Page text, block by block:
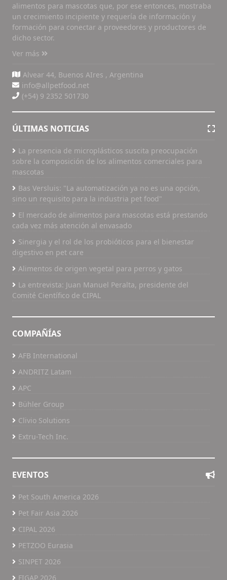
alimentos para mascotas que, por ese entonces, mostraba
un crecimiento incipiente y requería de información y
formación para conectar a proveedores y productores de
dicho sector.
Ver más
Alvear 44, Buenos AIres , Argentina
info@allpetfood.net
(+54) 9 2352 501730
ÚLTIMAS NOTICIAS
La presencia de microplásticos suscita preocupación
sobre la composición de los alimentos comerciales para
mascotas
Bas Versluis: "La automatización ya no es una opción,
sino un requisito para la industria pet food"
El mercado de alimentos para mascotas está prestando
cada vez más atención al envasado
Sinergia y el rol de los probióticos para el bienestar
digestivo en pet care
Alimentos de origen vegetal para perros y gatos
La entrevista: Juan Manuel Peralta, presidente del
Comité Científico de CIPAL
COMPAÑÍAS
AFB International
ANDRITZ Latam
APC
Bühler Group
Clivio Solutions
Extru-Tech Inc.
EVENTOS
Pet South America 2026
Pet Fair Asia 2026
CIPAL 2026
PETZOO Eurasia
SINPET 2026
FIGAP 2026